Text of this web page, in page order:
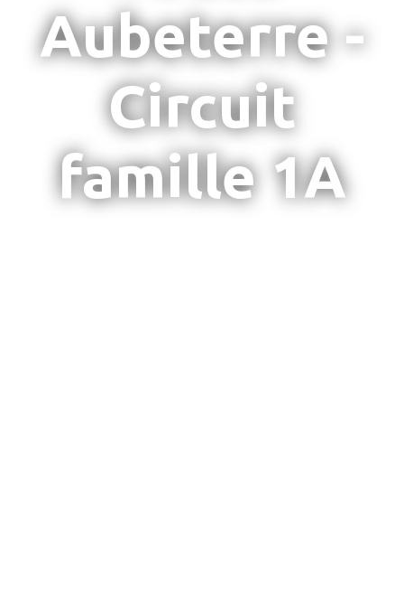
Aubeterre -
Circuit
famille 1A